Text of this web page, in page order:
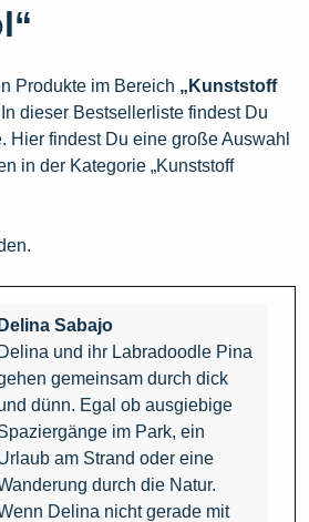
Produkte im Bereich „Kunststoff
dieser Bestsellerliste findest Du
Hier findest Du eine große Auswahl
in der Kategorie „Kunststoff
Delina Sabajo
Delina und ihr Labradoodle Pina
gemeinsam durch dick
dünn. Egal ob ausgiebige
im Park, ein
am Strand oder eine
durch die Natur.
Delina nicht gerade mit